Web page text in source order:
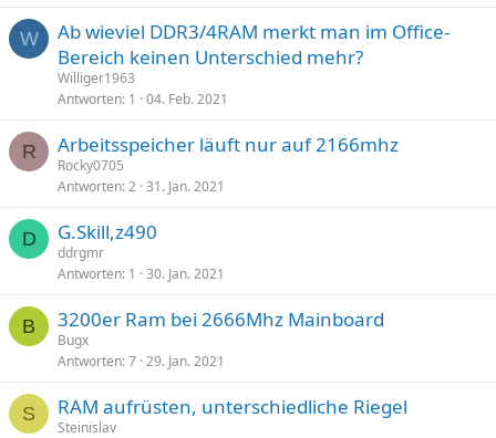
W
Ab wieviel DDR3/4RAM merkt man im Office-
Bereich keinen Unterschied mehr?
Williger1963
Antworten 1 04. Feb. 2021
R Arbeitsspeicher läuft nur auf 2166mhz
Rocky0705
Antworten 2 31. Jan. 2021
D G.Skill,z490
ddrgmr
Antworten 1 30. Jan. 2021
B 3200er Ram bei 2666Mhz Mainboard
Bugx
Antworten 7 29. Jan. 2021
S RAM aufrüsten, unterschiedliche Riegel
Steinislav